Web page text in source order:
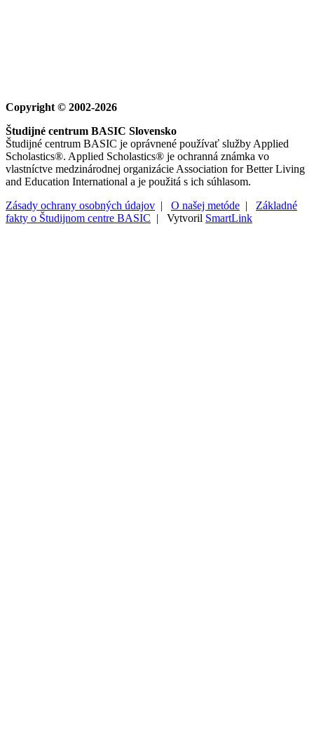
Copyright © 2002-2026
Študijné centrum BASIC Slovensko
Študijné centrum BASIC je oprávnené používať služby Applied
Scholastics®. Applied Scholastics® je ochranná známka vo
vlastníctve medzinárodnej organizácie Association for Better Living
and Education International a je použitá s ich súhlasom.
Zásady ochrany osobných údajov | O našej metóde | Základné
fakty o Študijnom centre BASIC | Vytvoril SmartLink